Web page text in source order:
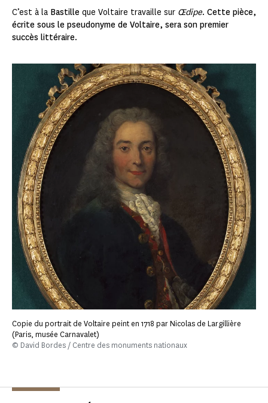
C’est à la Bastille que Voltaire travaille sur Œdipe. Cette pièce,
écrite sous le pseudonyme de Voltaire, sera son premier
succès littéraire.
Copie du portrait de Voltaire peint en 1718 par Nicolas de Largillière
(Paris, musée Carnavalet)
© David Bordes / Centre des monuments nationaux